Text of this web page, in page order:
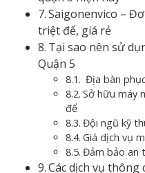
Saigonenvico –
triệt để, giá rẻ
Tại sao nên sử
Quận 5
Địa bàn
Sở hữu máy
để
Đội ngũ kỹ
Giá dịch vụ
Đảm bảo an
Các dịch vụ thông